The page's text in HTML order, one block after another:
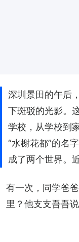
深圳景田的午后
下斑驳的光影。
学校，从学校到
“水榭花都”的名
成了两个世界。
有一次，同学爸
里？他支支吾吾